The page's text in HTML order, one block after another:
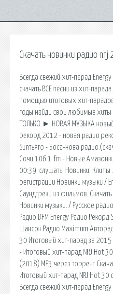
Скачать новинки радио nrj
Всегда свежий хит-парад
скачать ВСЕ песни из хит-
помощью итоговых хит-
годы найди свои любимые хиты
ТОЛЬКО ► НОВАЯ МУЗЫКА
рекорд 2012 - новая радио
Sunтьяго - Боса-нова
Сочи 106.1 fm - Новые
00:39. слушать. Новинки; Клипы
регистрации Новинки музыки /
Саундтреки из фильмов.
Новинки музыки. / Русское
Радио DFM Energy Радио
Шансон Радио Maximum
30 Итоговый хит-парад за 2015
- Итоговый хит-парад NRJ Hot
(2018) MP3 через торрент
Итоговый хит-парад NRJ Hot
Всегда свежий хит-парад